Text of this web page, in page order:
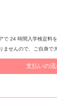
で 24 時間入学検定料
ませんので、ご自身で
支払いの流